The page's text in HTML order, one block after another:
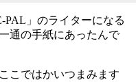
」のライターになる
通の手紙にあったんで
こではかいつまみます